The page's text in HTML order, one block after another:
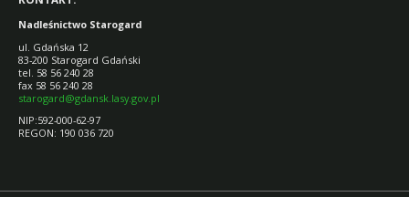
Nadleśnictwo Starogard
ul. Gdańska 12
83-200 Starogard Gdański
tel. 58 56 240 28
fax 58 56 240 28
starogard@gdansk.lasy.gov.pl
NIP:592-000-62-97
REGON: 190 036 720